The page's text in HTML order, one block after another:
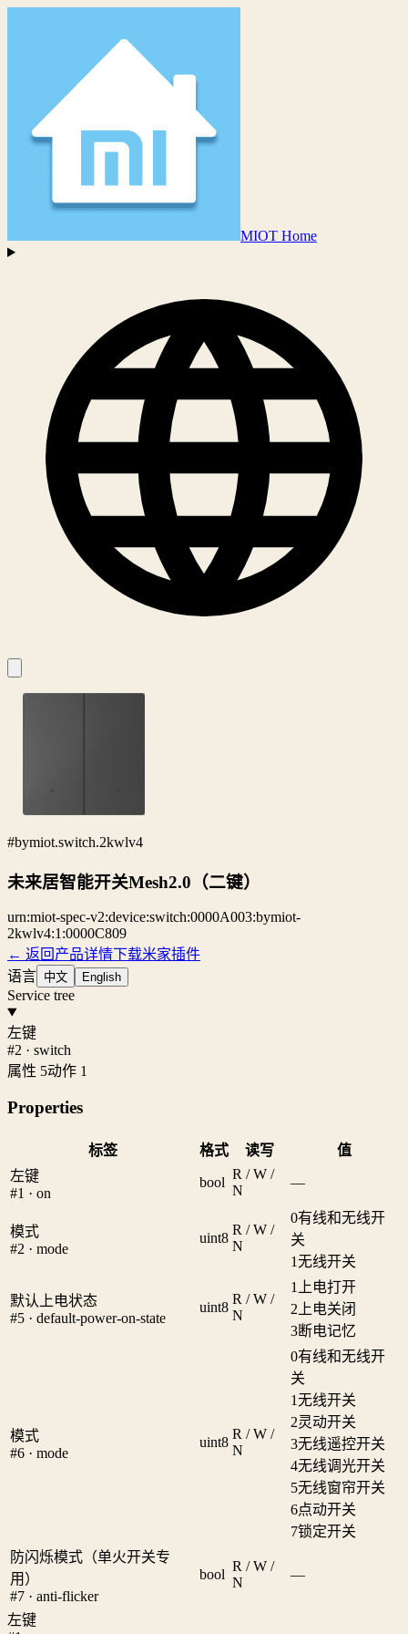
MIOT Home
#bymiot.switch.2kwlv4
未来居智能开关Mesh2.0（二键）
urn:miot-spec-v2:device:switch:0000A003:bymiot-
2kwlv4:1:0000C809
← 返回产品详情下载米家插件
语言 中文 English
Service tree
左键
#2 · switch
属性 5动作 1
Properties
标签 格式 读写
值
左键
#1 · on
bool
R / W /
N
—
模式
#2 · mode
uint8
R / W /
N
0有线和无线开
关
1无线开关
默认上电状态
#5 · default-power-on-state
uint8
R / W /
N
1
上电打开
2 上电关闭
3断电记忆
模式
#6 · mode
uint8
R / W /
N
0有线和无线开
关
1无线开关
2灵动开关
3无线遥控开关
4无线调光开关
5无线窗帘开关
6点动开关
7锁定开关
防闪烁模式（单火开关专
用）
#7 · anti-flicker
bool
R / W /
N
—
左键